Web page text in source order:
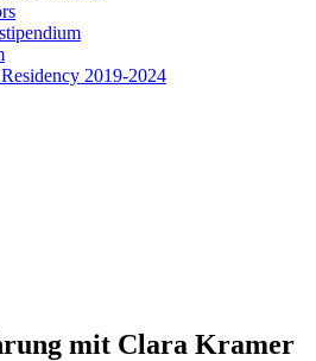
2019-2024
mit Clara Kramer